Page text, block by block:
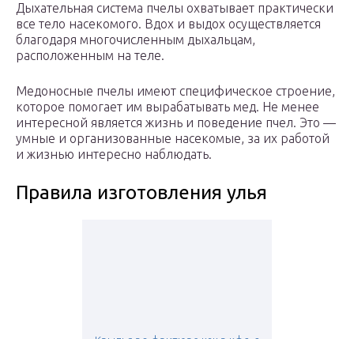
Дыхательная система пчелы охватывает практически
все тело насекомого. Вдох и выдох осуществляется
благодаря многочисленным дыхальцам,
расположенным на теле.
Медоносные пчелы имеют специфическое строение,
которое помогает им вырабатывать мед. Не менее
интересной является жизнь и поведение пчел. Это —
умные и организованные насекомые, за их работой
и жизнью интересно наблюдать.
Правила изготовления улья